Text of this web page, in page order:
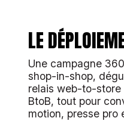
LE
Une campagne
shop-in-shop,
relais web-to-store
BtoB, tout pour
motion, presse pro